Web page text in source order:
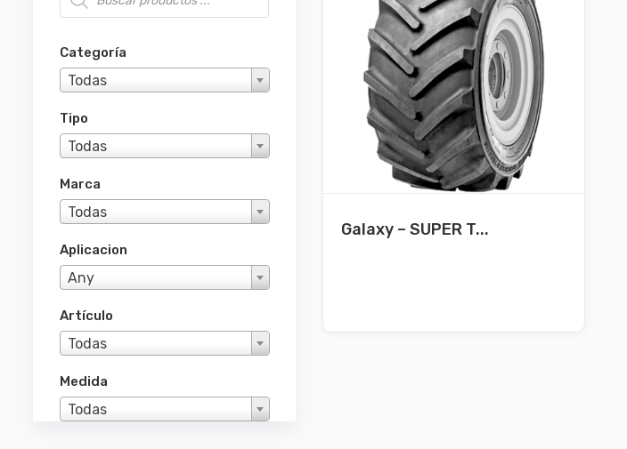
Categoría
Todas
Tipo
Todas
Marca
Todas
Aplicacion
Any
Artículo
Todas
Medida
Todas
Galaxy – SUPER T...